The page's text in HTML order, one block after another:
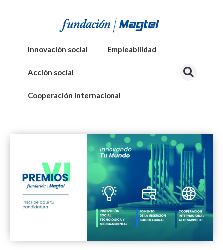
Innovación social Empleabilidad
Acción social
Cooperación internacional